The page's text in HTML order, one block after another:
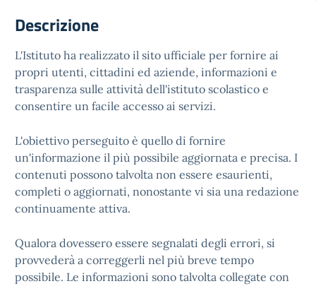
Descrizione
L'Istituto ha realizzato il sito ufficiale per fornire ai
propri utenti, cittadini ed aziende, informazioni e
trasparenza sulle attività dell'istituto scolastico e
consentire un facile accesso ai servizi.
L'obiettivo perseguito è quello di fornire
un'informazione il più possibile aggiornata e precisa. I
contenuti possono talvolta non essere esaurienti,
completi o aggiornati, nonostante vi sia una redazione
continuamente attiva.
Qualora dovessero essere segnalati degli errori, si
provvederà a correggerli nel più breve tempo
possibile. Le informazioni sono talvolta collegate con